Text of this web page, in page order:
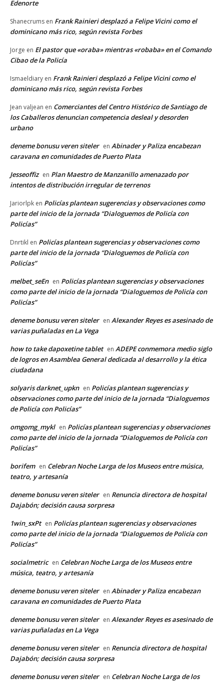
Edenorte
Shanecrums en Frank Rainieri desplazó a Felipe Vicini como el
dominicano más rico, según revista Forbes
Jorge en El pastor que «oraba» mientras «robaba» en el Comando
Cibao de la Policía
Ismaeldiary en Frank Rainieri desplazó a Felipe Vicini como el
dominicano más rico, según revista Forbes
Jean valjean en Comerciantes del Centro Histórico de Santiago de
los Caballeros denuncian competencia desleal y desorden
urbano
deneme bonusu veren siteler en Abinader y Paliza encabezan
caravana en comunidades de Puerto Plata
Jesseoffiz en Plan Maestro de Manzanillo amenazado por
intentos de distribución irregular de terrenos
Jariorlpk en Policías plantean sugerencias y observaciones como
parte del inicio de la jornada “Dialoguemos de Policía con
Policías”
Dnrtikl en Policías plantean sugerencias y observaciones como
parte del inicio de la jornada “Dialoguemos de Policía con
Policías”
melbet_seEn en Policías plantean sugerencias y observaciones
como parte del inicio de la jornada “Dialoguemos de Policía con
Policías”
deneme bonusu veren siteler en Alexander Reyes es asesinado de
varias puñaladas en La Vega
how to take dapoxetine tablet en ADEPE conmemora medio siglo
de logros en Asamblea General dedicada al desarrollo y la ética
ciudadana
solyaris darknet_upkn en Policías plantean sugerencias y
observaciones como parte del inicio de la jornada “Dialoguemos
de Policía con Policías”
omgomg_mykl en Policías plantean sugerencias y observaciones
como parte del inicio de la jornada “Dialoguemos de Policía con
Policías”
borifem en Celebran Noche Larga de los Museos entre música,
teatro, y artesanía
deneme bonusu veren siteler en Renuncia directora de hospital
Dajabón; decisión causa sorpresa
1win_sxPt en Policías plantean sugerencias y observaciones
como parte del inicio de la jornada “Dialoguemos de Policía con
Policías”
socialmetric en Celebran Noche Larga de los Museos entre
música, teatro, y artesanía
deneme bonusu veren siteler en Abinader y Paliza encabezan
caravana en comunidades de Puerto Plata
deneme bonusu veren siteler en Alexander Reyes es asesinado de
varias puñaladas en La Vega
deneme bonusu veren siteler en Renuncia directora de hospital
Dajabón; decisión causa sorpresa
deneme bonusu veren siteler en Celebran Noche Larga de los